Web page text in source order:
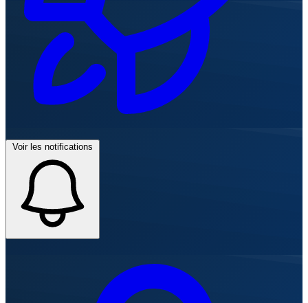
Voir les notifications